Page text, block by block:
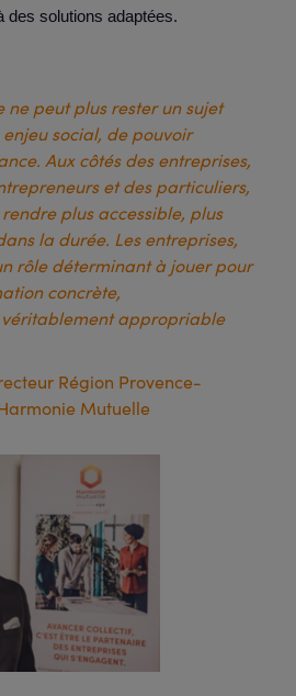
des solutions adaptées.
ne peut plus rester un sujet
enjeu social, de pouvoir
Aux côtés des entreprises,
et des particuliers,
plus accessible, plus
la durée. Les entreprises,
rôle déterminant à jouer pour
concrète,
appropriable
Région Provence-
Mutuelle